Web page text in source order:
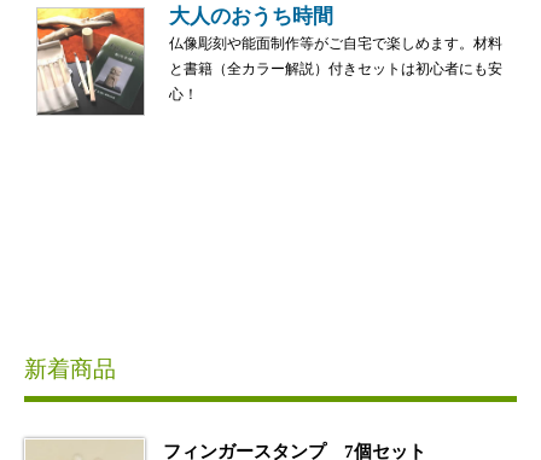
大人のおうち時間
仏像彫刻や能面制作等がご自宅で楽しめます。材料
と書籍（全カラー解説）付きセットは初心者にも安
心！
新着商品
フィンガースタンプ 7個セット